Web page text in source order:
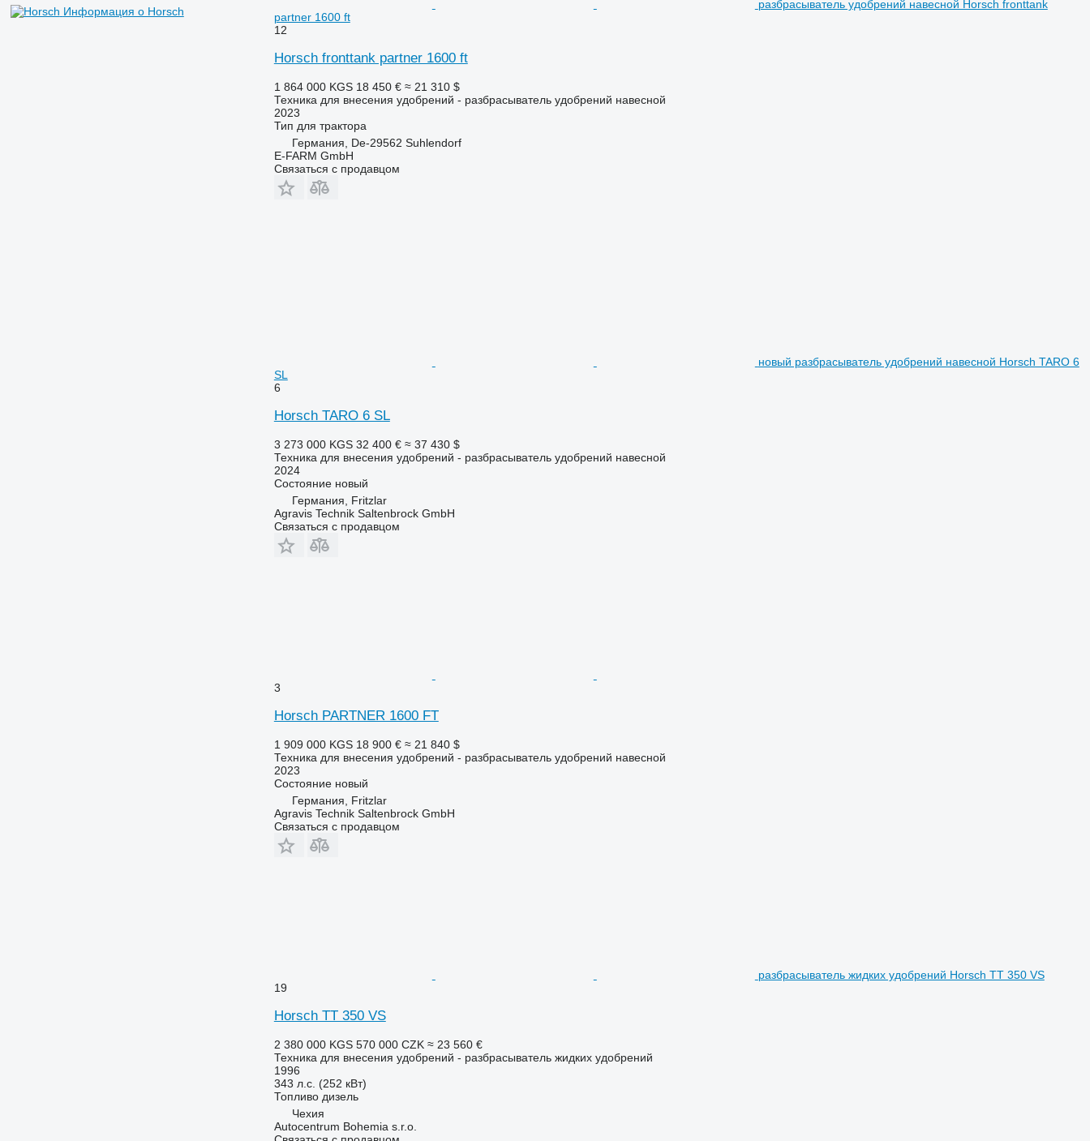
Информация о Horsch
разбрасыватель удобрений навесной Horsch fronttank
partner 1600 ft
12
Horsch fronttank partner 1600 ft
1 864 000 KGS 18 450 € ≈ 21 310 $
Техника для внесения удобрений - разбрасыватель удобрений навесной
2023
Тип для трактора
Германия, De-29562 Suhlendorf
E-FARM GmbH
Связаться с продавцом
новый разбрасыватель удобрений навесной Horsch TARO 6
SL
6
Horsch TARO 6 SL
3 273 000 KGS 32 400 € ≈ 37 430 $
Техника для внесения удобрений - разбрасыватель удобрений навесной
2024
Состояниеновый
Германия, Fritzlar
Agravis Technik Saltenbrock GmbH
Связаться с продавцом
3
Horsch PARTNER 1600 FT
1 909 000 KGS 18 900 € ≈ 21 840 $
Техника для внесения удобрений - разбрасыватель удобрений навесной
2023
Состояниеновый
Германия, Fritzlar
Agravis Technik Saltenbrock GmbH
Связаться с продавцом
разбрасыватель жидких удобрений Horsch TT 350 VS
19
Horsch TT 350 VS
2 380 000 KGS 570 000 CZK ≈ 23 560 €
Техника для внесения удобрений - разбрасыватель жидких удобрений
1996
343 л.с. (252 кВт)
Топливо дизель
Чехия
Autocentrum Bohemia s.r.o.